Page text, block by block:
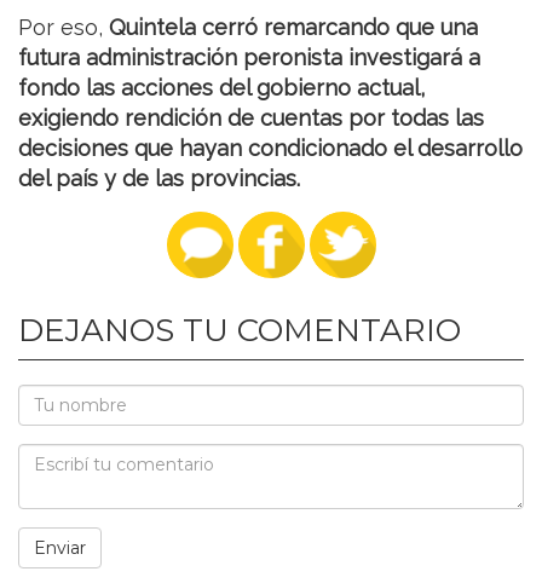
Por eso, Quintela cerró remarcando que una
futura administración peronista investigará a
fondo las acciones del gobierno actual,
exigiendo rendición de cuentas por todas las
decisiones que hayan condicionado el desarrollo
del país y de las provincias.
DEJANOS TU COMENTARIO